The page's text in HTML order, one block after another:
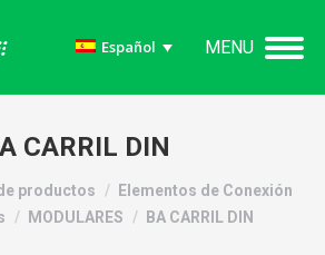
MENU
Español
CARRIL DIN
productos
Elementos de Conexión
MODULARES BA CARRIL DIN